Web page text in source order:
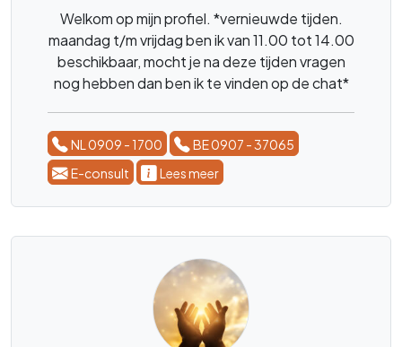
Welkom op mijn profiel. *vernieuwde tijden.
maandag t/m vrijdag ben ik van 11.00 tot 14.00
beschikbaar, mocht je na deze tijden vragen
nog hebben dan ben ik te vinden op de chat*
Numeroloog en coach. En ben iedere dinsdag,
woensdag en donderdag van 13.00 tot 17.00
en van 19.30 tot 21.30 aanwezig. Al ruim 20
jaar mag ik inzichten geven, over wat onze
bedoeling/missie is, hier op aarde.
NL 0909 - 1700
BE 0907 - 37065
E-consult
Lees meer